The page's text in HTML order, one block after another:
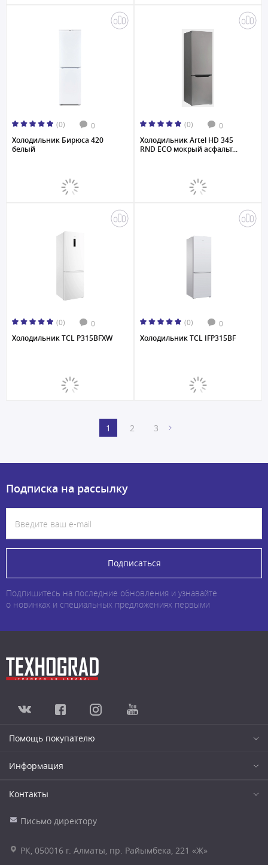
(0) 0
Холодильник Бирюса 420
белый
(0) 0
Холодильник Artel HD 345
RND ECO мокрый асфальт...
(0) 0
Холодильник TCL P315BFXW
(0) 0
Холодильник TCL IFP315BF
1 2 3
Подписка на рассылку
Подписаться
Подпишитесь на последние обновления и узнавайте
о новинках и специальных предложениях первыми
Помощь покупателю
Информация
Контакты
Письмо директору
РК, 050016 г. Алматы, пр. Райымбека, 221 «Ж»